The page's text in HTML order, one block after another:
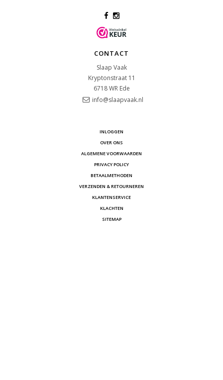
CONTACT
Slaap Vaak
Kryptonstraat 11
6718 WR Ede
info@slaapvaak.nl
INLOGGEN
OVER ONS
ALGEMENE VOORWAARDEN
PRIVACY POLICY
BETAALMETHODEN
VERZENDEN & RETOURNEREN
KLANTENSERVICE
KLACHTEN
SITEMAP